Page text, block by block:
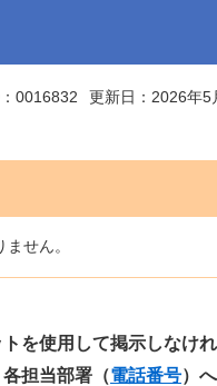
0016832 更新日：2026年5
せん。
を使用して掲示しなけ
担当部署（電話番号）